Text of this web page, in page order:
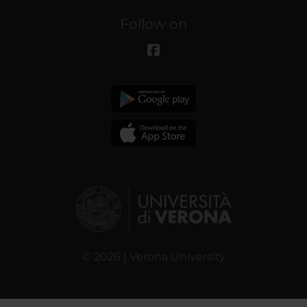
Follow on
© 2026 | Verona University